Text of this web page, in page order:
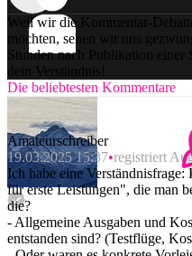
Weil wir die Kommentar-
möchten, sehen wir uns
Stunden nach Publikation einer
dein Verständnis!
Die beliebtesten Kommentare
Amateurschreiber
19.03.2025 15:37 registriert
Ich habe eine
für erste Leistungen", die man
die?
- Allgemeine Ausgaben und
entstanden sind? (Testflüge,